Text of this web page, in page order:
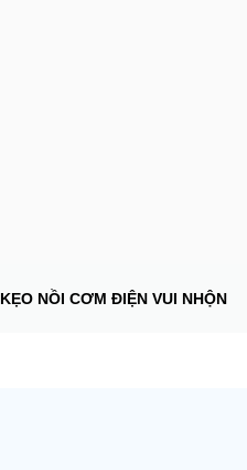
KẸO NỒI CƠM ĐIỆN VUI NHỘN